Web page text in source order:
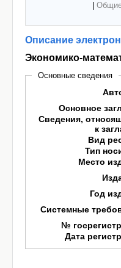
Описание
Экономико-
Основные сведения
Основное
Сведения,
к
Вид
Тип
Место
Год
Системные
№
Дата